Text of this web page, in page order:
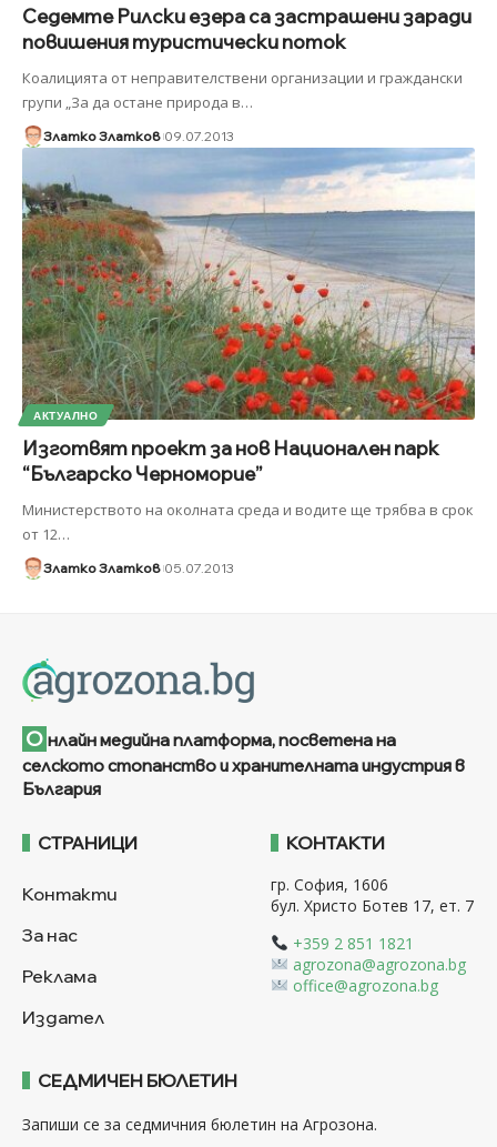
Седемте Рилски езера са застрашени заради
повишения туристически поток
Коалицията от неправителствени организации и граждански
групи „За да остане природа в…
Златко Златков 09.07.2013
АКТУАЛНО
Изготвят проект за нов Национален парк
“Българско Черноморие”
Министерството на околната среда и водите ще трябва в срок
от 12…
Златко Златков 05.07.2013
О нлайн медийна платформа, посветена на
селското стопанство и хранителната индустрия в
България
СТРАНИЦИ
Контакти
За нас
Реклама
Издател
КОНТАКТИ
гр. София, 1606
бул. Христо Ботев 17, ет. 7
+359 2 851 1821
agrozona@agrozona.bg
office@agrozona.bg
СЕДМИЧЕН БЮЛЕТИН
Запиши се за седмичния бюлетин на Агрозона.